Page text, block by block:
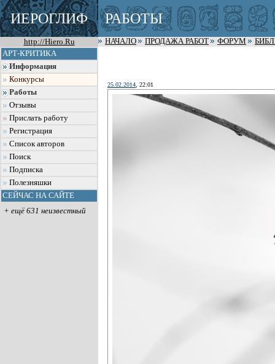
ИЕРОГЛИФ РАБОТЫ
http://Hiero.Ru НАЧАЛО ПРОДАЖА РАБОТ ФОРУМ
АРТ-КРИТИКА
Информация
Конкурсы
Работы
Отзывы
Прислать работу
Регистрация
Список авторов
Поиск
Подписка
Полезняшки
СЕЙЧАС НА САЙТЕ
+ ещё 631 неизвестный
25.02.2014 , 22:01